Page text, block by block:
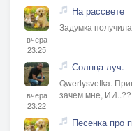
вчера
23:25
На рассвете
Задумка
вчера
23:22
Солнца луч.
Qwertysvetka.
зачем мне,
Песенка про